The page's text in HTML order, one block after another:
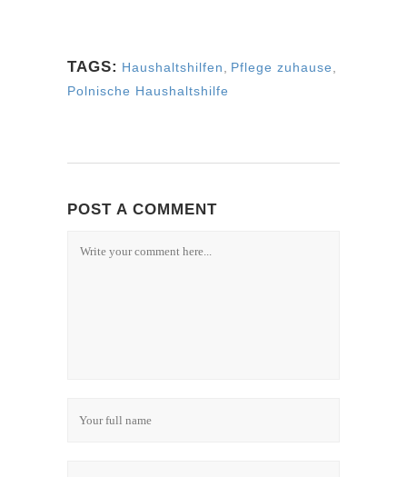
TAGS: Haushaltshilfen Pflege zuhause
Polnische Haushaltshilfe
POST A COMMENT